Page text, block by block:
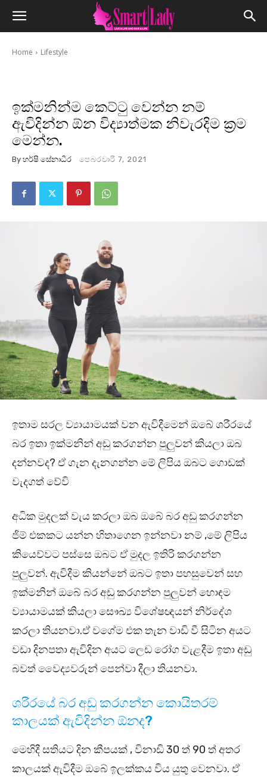
Home Lifestyle
ඉක්මනින්ම කෙට්ටු වෙන්න නම්
ඇවිදින්න ඕන විද්‍යාත්මක නිවැරදිම ක්‍රම
මෙන්න.
By හර්ෂි සේනාධීර පෙබරවාරි 7, 2021
ඉතාම සරල ව්‍යායාමයක් වන ඇවිදීමෙන් ඔබේ ශරීරයේ
බර ඉතා ඉක්මනින් අඩු කරගන්න පුලුවන් කියලා ඔබ
දන්නවද? ඒ ගැන දැනගන්න මේ ලිපිය ඔබට ගොඩක්
වැදගත් වේවි
අධික මුදලක් වැය කරලා ඔබ ඔබේ බර අඩු කරගන්න
ජිම් එකකට යන්න හිතාගෙන ඉන්නවා නම් ,මේ ලිපිය
කියෙව්වට පස්සෙ ඔබට ඒ මුදල ඉතිරි කරගන්න
පුලුවන්. ඇවිදීම කියන්නේ ඔබට ඉතා පහසුවෙන් සහ
ඉක්මනින් ඔබේ බර අඩු කරගන්න පුලුවන් හොඳම
ව්‍යායාමයක් කියලා සෞඛ්‍ය විශේෂඥයන් නිර්දේශ
කරලා තියනවා.ඒ වගේම එක තැන වාඩි වී සිටින අයට
වඩා දිනපතා ඇවිදින අයට ලෙඩ රෝග වැළදීම ඉතා අඩු
බවත් වෛද්‍යවරුන් පෙන්වා දීලා තියනවා.
ශරීරයේ බර අඩු කරගන්න කොයිතරම්
කාලයක් ඇවිදින්න ඕනද?
මෙහිදී සතියට දින කීපයක් , විනාඩි 30 ත් 90 ත් අතර
කාලයක් ඇවිදීම ඔබේ ඉලක්කය විය යුතු වෙනවා. ඒ